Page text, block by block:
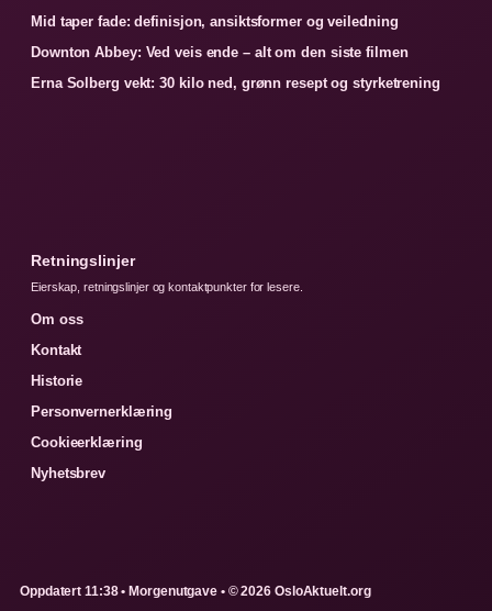
Mid taper fade: definisjon, ansiktsformer og veiledning
Downton Abbey: Ved veis ende – alt om den siste filmen
Erna Solberg vekt: 30 kilo ned, grønn resept og styrketrening
Retningslinjer
Eierskap, retningslinjer og kontaktpunkter for lesere.
Om oss
Kontakt
Historie
Personvernerklæring
Cookieerklæring
Nyhetsbrev
Oppdatert 11:38 • Morgenutgave • © 2026 OsloAktuelt.org